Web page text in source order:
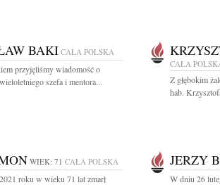
BAKICAŁA POLSKA
przyjęliśmy wiadomość o
szefa i mentora...
CAŁA
Z głębokim
hab.
WIEK: 71 CAŁA POLSKA
roku w wieku 71 lat zmarł
JERZY
W dniu 26